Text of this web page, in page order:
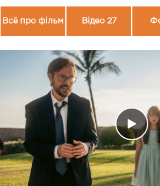
Всё про фільм Відео 27